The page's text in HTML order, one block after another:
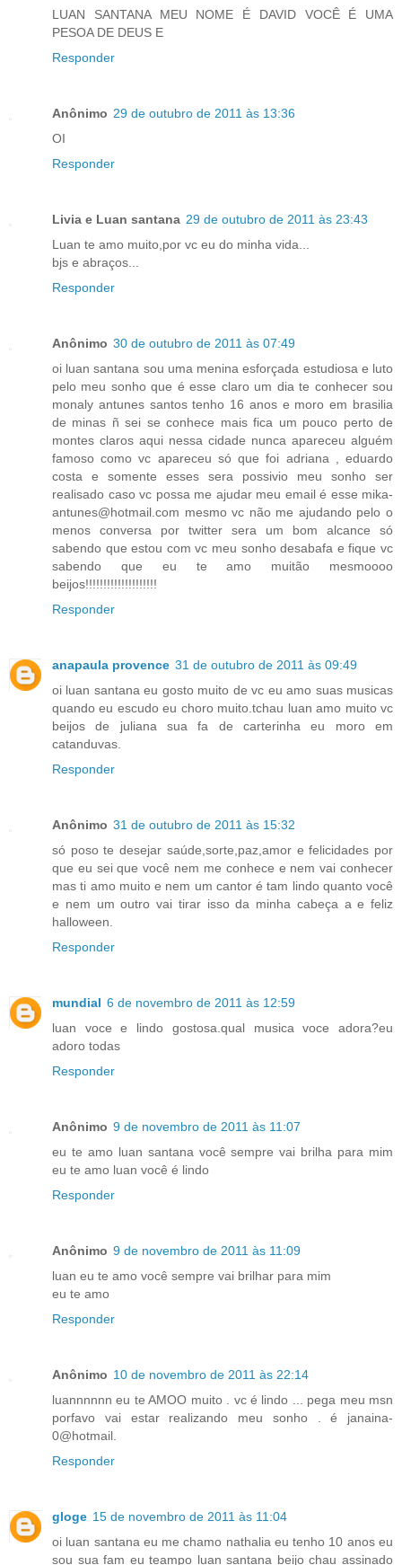
LUAN SANTANA MEU NOME É DAVID VOCÊ É UMA
PESOA DE DEUS E
Responder
Anônimo 29 de outubro de 2011 às 13:36
OI
Responder
Livia e Luan santana 29 de outubro de 2011 às 23:43
Luan te amo muito,por vc eu do minha vida...
bjs e abraços...
Responder
Anônimo 30 de outubro de 2011 às 07:49
oi luan santana sou uma menina esforçada estudiosa e luto
pelo meu sonho que é esse claro um dia te conhecer sou
monaly antunes santos tenho 16 anos e moro em brasilia
de minas ñ sei se conhece mais fica um pouco perto de
montes claros aqui nessa cidade nunca apareceu alguém
famoso como vc apareceu só que foi adriana , eduardo
costa e somente esses sera possivio meu sonho ser
realisado caso vc possa me ajudar meu email é esse mika-
antunes@hotmail.com mesmo vc não me ajudando pelo o
menos conversa por twitter sera um bom alcance só
sabendo que estou com vc meu sonho desabafa e fique vc
sabendo que eu te amo muitão mesmoooo
beijos!!!!!!!!!!!!!!!!!!!!
Responder
anapaula provence 31 de outubro de 2011 às 09:49
oi luan santana eu gosto muito de vc eu amo suas musicas
quando eu escudo eu choro muito.tchau luan amo muito vc
beijos de juliana sua fa de carterinha eu moro em
catanduvas.
Responder
Anônimo 31 de outubro de 2011 às 15:32
só poso te desejar saúde,sorte,paz,amor e felicidades por
que eu sei que você nem me conhece e nem vai conhecer
mas ti amo muito e nem um cantor é tam lindo quanto você
e nem um outro vai tirar isso da minha cabeça a e feliz
halloween.
Responder
mundial 6 de novembro de 2011 às 12:59
luan voce e lindo gostosa.qual musica voce adora?eu
adoro todas
Responder
Anônimo 9 de novembro de 2011 às 11:07
eu te amo luan santana você sempre vai brilha para mim
eu te amo luan você é lindo
Responder
Anônimo 9 de novembro de 2011 às 11:09
luan eu te amo você sempre vai brilhar para mim
eu te amo
Responder
Anônimo 10 de novembro de 2011 às 22:14
luannnnnn eu te AMOO muito . vc é lindo ... pega meu msn
porfavo vai estar realizando meu sonho . é janaina-
0@hotmail.
Responder
gloge 15 de novembro de 2011 às 11:04
oi luan santana eu me chamo nathalia eu tenho 10 anos eu
sou sua fam eu teampo luan santana beijo chau assinado